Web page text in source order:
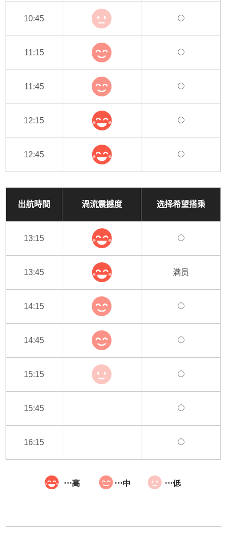
10:45
11:15
11:45
12:15
12:45
出航時間 渦流震撼度 选择希望搭乘
13:15
13:45 满员
14:15
14:45
15:15
15:45
16:15